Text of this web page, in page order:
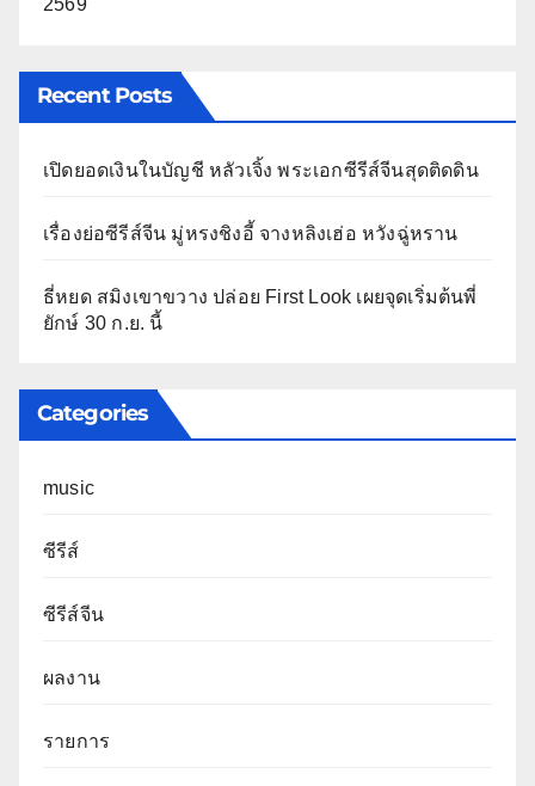
Recent Posts
เปิดยอดเงินในบัญชี หลัวเจิ้ง พระเอกซีรีส์จีนสุดติดดิน
เรื่องย่อซีรีส์จีน มู่หรงชิงอี้ จางหลิงเฮ่อ หวังฉู่หราน
ธี่หยด สมิงเขาขวาง ปล่อย First Look เผยจุดเริ่มต้นพี่
ยักษ์ 30 ก.ย. นี้
Categories
music
ซีรีส์
ซีรีส์จีน
ผลงาน
รายการ